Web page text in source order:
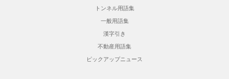
トンネル用語集
一般用語集
漢字引き
不動産用語集
ピックアップニュース